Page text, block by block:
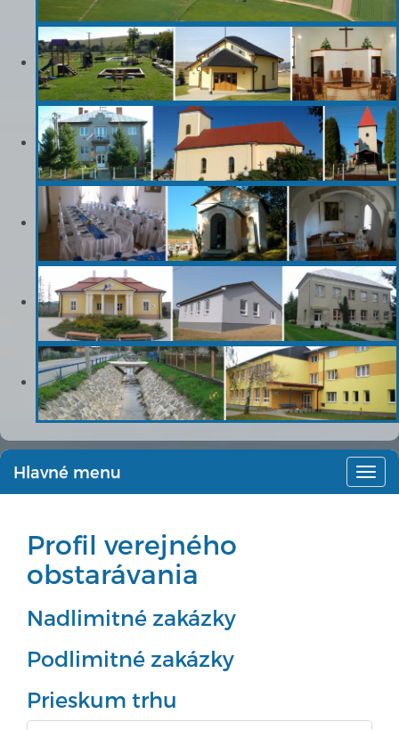
Hlavné menu
Profil verejného
obstarávania
Nadlimitné zakázky
Podlimitné zakázky
Prieskum trhu